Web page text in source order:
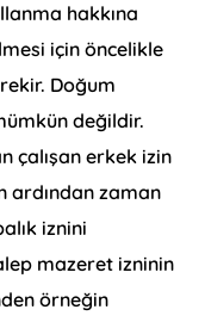
hakkına
için öncelikle
Doğum
değildir.
çalışan erkek izin
ardından zaman
iznini
mazeret izninin
örneğin